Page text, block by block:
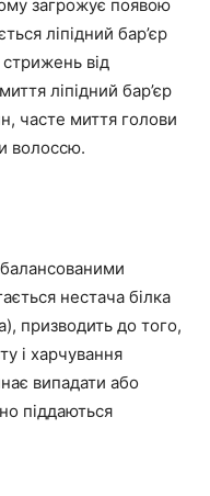
загрожує появою
ліпідний бар’єр
від
ліпідний бар’єр
часте миття голови
волоссю.
нестача білка
призводить до того,
і харчування
випадати або
піддаються